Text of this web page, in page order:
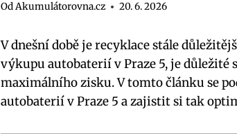
OdAkumulátorovna.cz 20. 6. 2026
V ‌dnešní době je recyklace stále
výkupu autobaterií v⁤ Praze 5, je ‌důležité
maximálního zisku. V tomto článku se
autobaterií v​ Praze 5 a zajistit si tak